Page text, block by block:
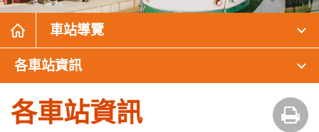
車站導覽
各車站資訊
各車站資訊